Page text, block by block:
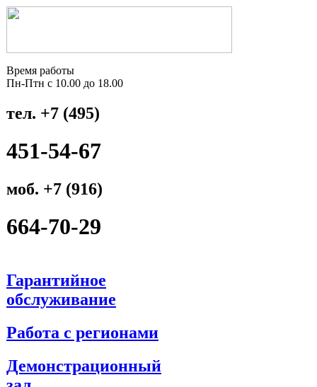
Время работы
Пн-Птн с 10.00 до 18.00
тел. +7 (495)
451-54-67
моб. +7 (916)
664-70-29
Гарантийное
обслуживание
Работа с регионами
Демонстрационный